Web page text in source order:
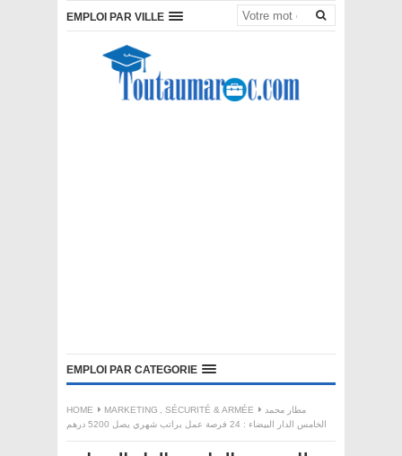
EMPLOI PAR VILLE
EMPLOI PAR CATEGORIE
HOME MARKETING , SÉCURITÉ & ARMÉE
مطار محمد
الخامس الدار البيضاء : 24 فرصة عمل براتب شهري يصل 5200 درهم